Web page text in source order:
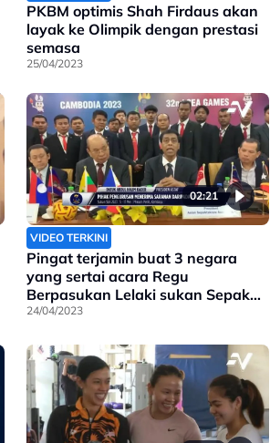
PKBM optimis Shah Firdaus akan
layak ke Olimpik dengan prestasi
semasa
25/04/2023
02:21
VIDEO TERKINI
Pingat terjamin buat 3 negara
yang sertai acara Regu
Berpasukan Lelaki sukan Sepak
Takraw
24/04/2023